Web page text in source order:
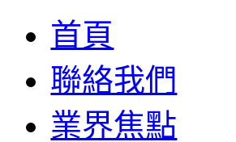
首頁
聯絡我們
業界焦點